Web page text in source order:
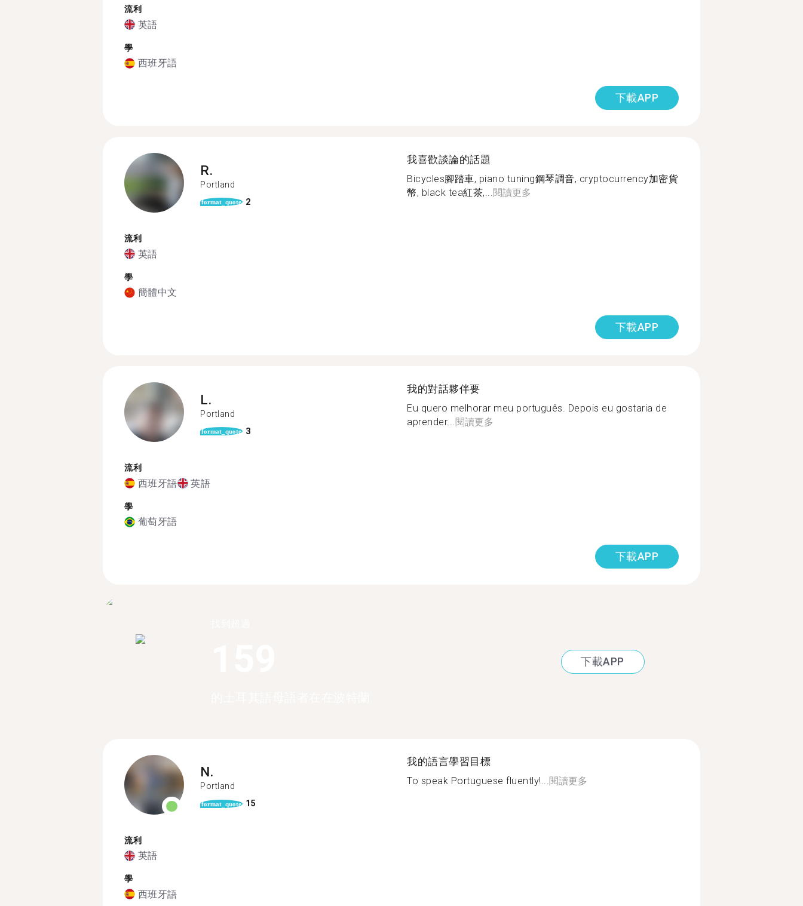
流利
英語
學
西班牙語
下載APP
R.
Portland
format_quote 2
流利
英語
學
簡體中文
我喜歡談論的話題
Bicycles腳踏車, piano tuning鋼琴調音, cryptocurrency加密貨
幣, black tea紅茶,...閱讀更多
下載APP
L.
Portland
format_quote 3
流利
西班牙語 英語
學
葡萄牙語
我的對話夥伴要
Eu quero melhorar meu português. Depois eu gostaria de
aprender...閱讀更多
下載APP
下載APP
N.
Portland
format_quote 15
流利
英語
學
西班牙語
我的語言學習目標
To speak Portuguese fluently!... 閱讀更多